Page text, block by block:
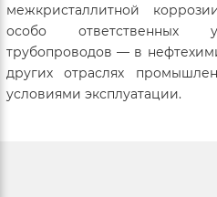
межкристаллитной
особо ответственных
трубопроводов — в
других отраслях
условиями эксплуатации.